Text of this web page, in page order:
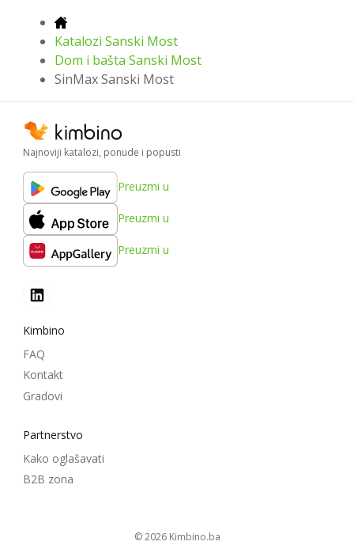
Katalozi Sanski Most
Dom i bašta Sanski Most
SinMax Sanski Most
Najnoviji katalozi, ponude i popusti
Preuzmi u
Preuzmi u
Preuzmi u
Kimbino
FAQ
Kontakt
Gradovi
Partnerstvo
Kako oglašavati
B2B zona
© 2026 kimbino.ba